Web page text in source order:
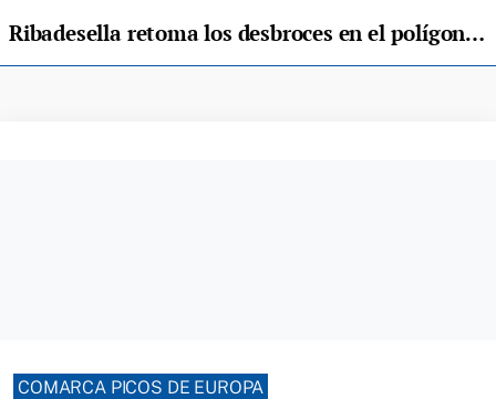
Ribadesella retoma los desbroces en el polígono de Guadamía y el área de Ardines
COMARCA PICOS DE EUROPA